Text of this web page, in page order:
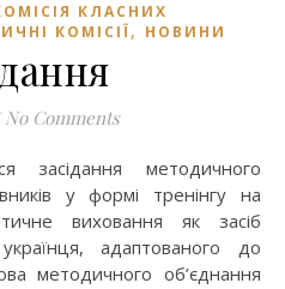
КЛАСНИХ
КОМІСІЇ, НОВИНИ
No Comments
у формі тренінгу на
виховання як засіб
адаптованого до
методичного об’єднання